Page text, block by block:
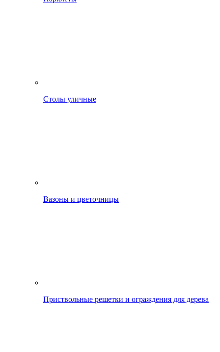
Столы уличные
Вазоны и цветочницы
Приствольные решетки и ограждения для дерева